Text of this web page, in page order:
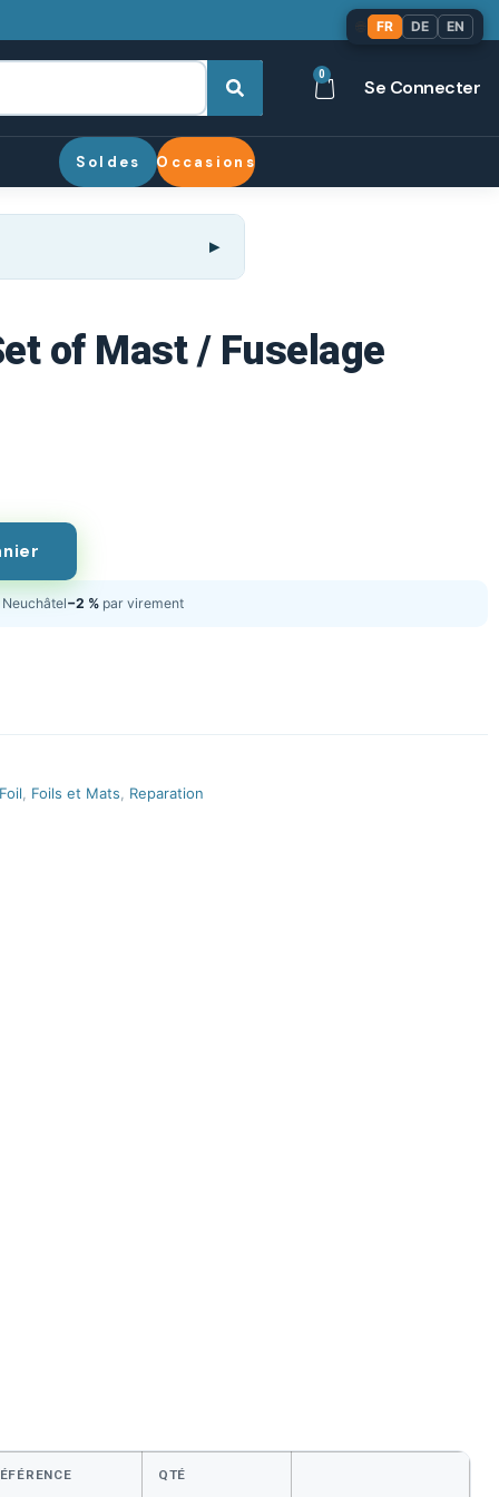
0
Se Connecter
Soldes Occasions
of Mast / Fuselage
Neuchâtel−2 % par virement
, Foils et Mats, Reparation
QTÉ
FR DE EN